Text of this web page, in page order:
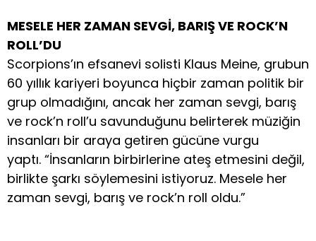
MESELE HER ZAMAN SEVGİ, BARIŞ VE ROCK’N
ROLL’DU
Scorpions’ın efsanevi solisti Klaus Meine, grubun
60 yıllık kariyeri boyunca hiçbir zaman politik bir
grup olmadığını, ancak her zaman sevgi, barış
ve rock’n roll’u savunduğunu belirterek müziğin
insanları bir araya getiren gücüne vurgu
yaptı. “İnsanların birbirlerine ateş etmesini değil,
birlikte şarkı söylemesini istiyoruz. Mesele her
zaman sevgi, barış ve rock’n roll oldu.”